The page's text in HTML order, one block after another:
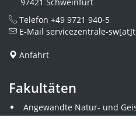
Telefon +49 9721 940-5
E-Mail servicezentrale-
Anfahrt
Fakultäten
Angewandte Natur- und
Angewandte